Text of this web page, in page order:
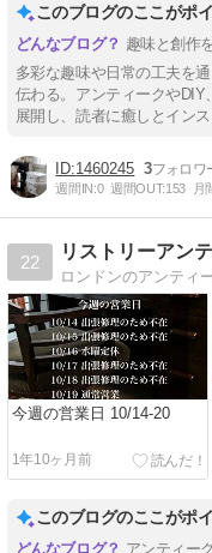
このブログのここがポ
趣味と創作
多彩な趣味や日常の工夫を
伝わる。アンティークや
展開し、読者に癒しとイン
1460245 3
週間IN:0 週間OUT:153 月
22
今週の営業日 10/14-20
1年10ヶ月前
このブログのここがポ
アンティー